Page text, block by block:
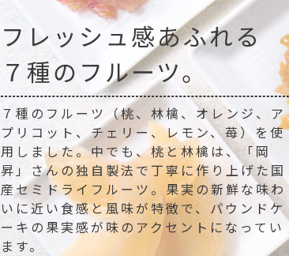
フレッシュ感あふれる
７種のフルーツ。
７種のフルーツ（桃、林檎、オレンジ、ア
プリコット、チェリー、レモン、苺）を使
用しました。中でも、桃と林檎は、「岡
昇」さんの独自製法で丁寧に作り上げた国
産セミドライフルーツ。果実の新鮮な味わ
いに近い食感と風味が特徴で、パウンドケ
ーキの果実感が味のアクセントになってい
ます。